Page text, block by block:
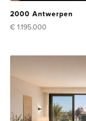
2000 Antwerpen
€ 1.195.000